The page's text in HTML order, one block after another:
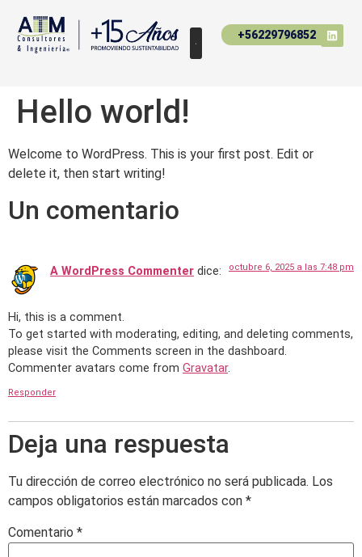
+56229796852
Hello world!
Welcome to WordPress. This is your first post. Edit or
delete it, then start writing!
Un comentario
A WordPress Commenter dice: octubre 6, 2025 a las 7:48 pm
Hi, this is a comment.
To get started with moderating, editing, and deleting comments,
please visit the Comments screen in the dashboard.
Commenter avatars come from Gravatar.
Responder
Deja una respuesta
Tu dirección de correo electrónico no será publicada. Los
campos obligatorios están marcados con *
Comentario *